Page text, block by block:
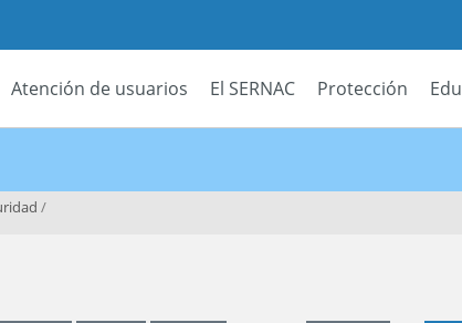
Atención de usuarios El SERNAC Protección
/